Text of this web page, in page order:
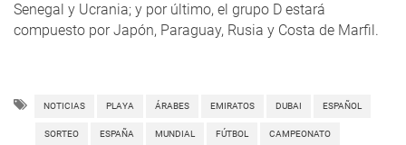
Senegal y Ucrania; y por último, el grupo D estará
compuesto por Japón, Paraguay, Rusia y Costa de Marfil.
NOTICIAS PLAYA ÁRABES EMIRATOS DUBAI ESPAÑOL
SORTEO ESPAÑA MUNDIAL FÚTBOL CAMPEONATO